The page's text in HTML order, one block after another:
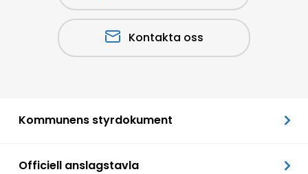
Kontakta oss
Kommunens styrdokument
Officiell anslagstavla